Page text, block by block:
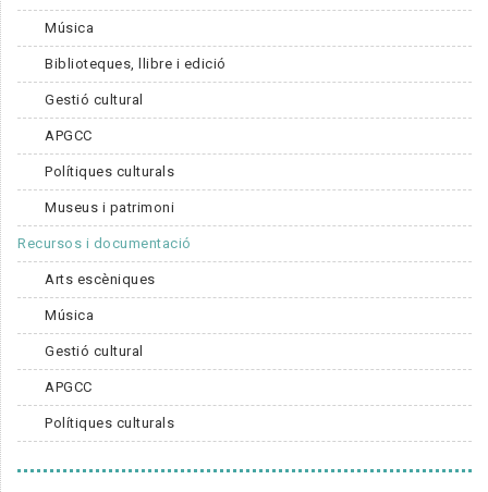
Música
Biblioteques, llibre i edició
Gestió cultural
APGCC
Polítiques culturals
Museus i patrimoni
Recursos i documentació
Arts escèniques
Música
Gestió cultural
APGCC
Polítiques culturals